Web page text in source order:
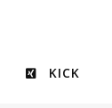
KICK